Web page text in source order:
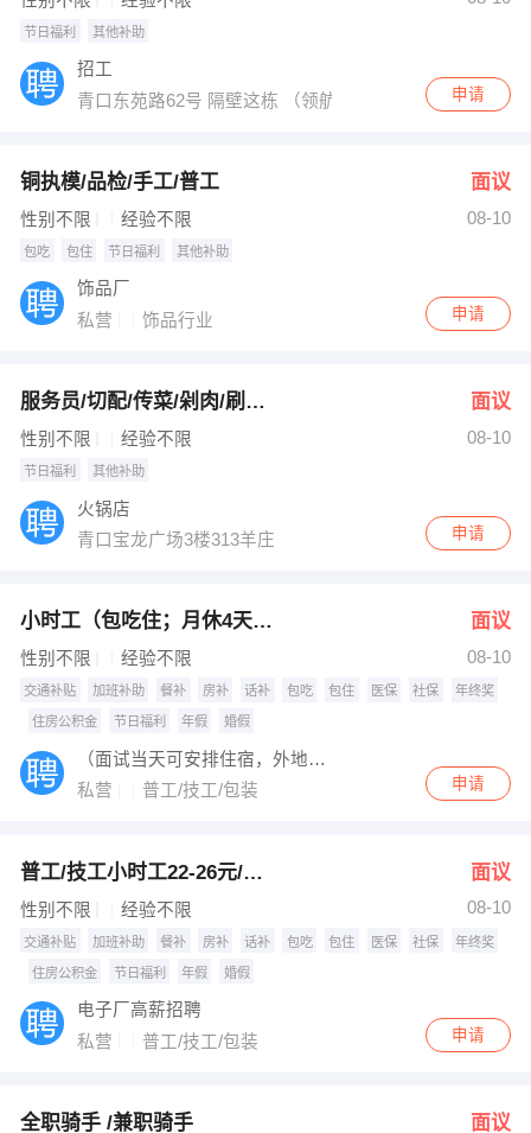
节日福利 其他补助
招工
青口东苑路62号 隔壁这栋 （领航人才青口招工市场院内2
申请
铜执模/品检/手工/普工 面议
性别不限 经验不限 08-10
包吃 包住 节日福利 其他补助
饰品厂
私营
饰品行业 申请
服务员/切配/传菜/剁肉/刷碗工/凉菜烧烤 面议
性别不限 经验不限 08-10
节日福利 其他补助
火锅店
青口宝龙广场3楼313羊庄
申请
小时工（包吃住；月休4天；五险一金） 面议
性别不限 经验不限 08-10
交通补贴 加班补助 餐补 房补 话补 包吃 包住 医保 社保 年终奖
住房公积金 节日福利 年假 婚假
（面试当天可安排住宿，外地老乡过来报销车费）
私营
普工/技工/包装 申请
普工/技工小时工22-26元/小时 面议
性别不限 经验不限 08-10
交通补贴 加班补助 餐补 房补 话补 包吃 包住 医保 社保 年终奖
住房公积金 节日福利 年假 婚假
电子厂高薪招聘
私营
普工/技工/包装 申请
全职骑手 /兼职骑手 面议